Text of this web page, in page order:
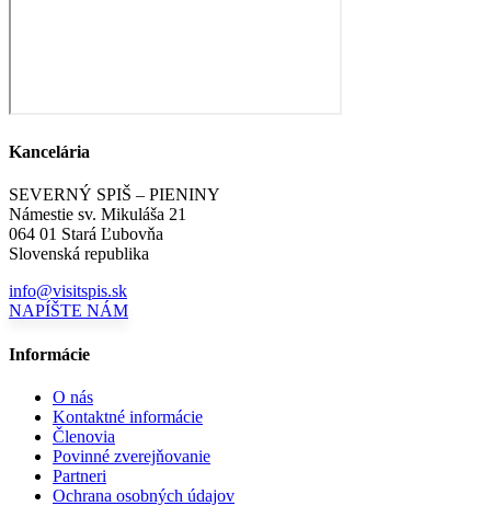
Kancelária
SEVERNÝ SPIŠ – PIENINY
Námestie sv. Mikuláša 21
064 01 Stará Ľubovňa
Slovenská republika
info@visitspis.sk
NAPÍŠTE NÁM
Informácie
O nás
Kontaktné informácie
Členovia
Povinné zverejňovanie
Partneri
Ochrana osobných údajov